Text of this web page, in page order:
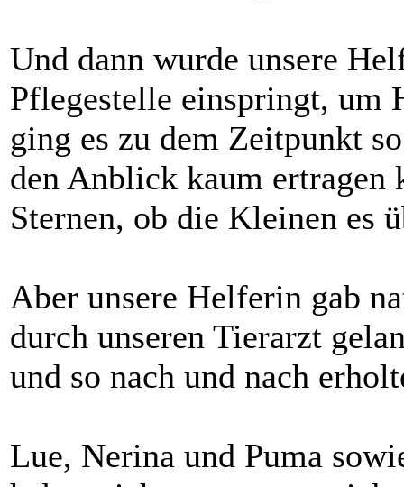
Und dann wurde unsere
Pflegestelle einspringt, um
ging es zu dem Zeitpunkt
den Anblick kaum ertragen
Sternen, ob die Kleinen es
Aber unsere Helferin gab
durch unseren Tierarzt
und so nach und nach
Lue, Nerina und Puma